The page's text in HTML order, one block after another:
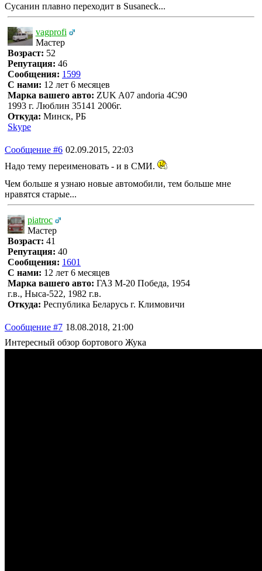
Сусанин плавно переходит в Susaneck...
vagprofi
Мастер
Возраст: 52
Репутация: 46
Сообщения: 1599
С нами: 12 лет 6 месяцев
Марка вашего авто: ZUK A07 andoria 4C90
1993 г. Люблин 35141 2006г.
Откуда: Минск, РБ
Skype
Сообщение #6 02.09.2015, 22:03
Надо тему переименовать - и в СМИ.
Чем больше я узнаю новые автомобили, тем больше мне
нравятся старые...
piatroc
Мастер
Возраст: 41
Репутация: 40
Сообщения: 1601
С нами: 12 лет 6 месяцев
Марка вашего авто: ГАЗ М-20 Победа, 1954
г.в., Ныса-522, 1982 г.в.
Откуда: Республика Беларусь г. Климовичи
Сообщение #7 18.08.2018, 21:00
Интересный обзор бортового Жука